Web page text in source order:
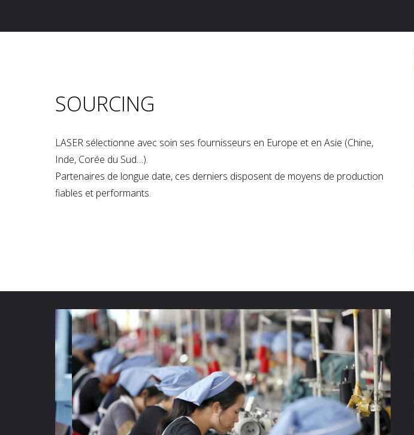
SOURCING
LASER sélectionne avec soin ses fournisseurs en Europe et en Asie (Chine,
Inde, Corée du Sud…).
Partenaires de longue date, ces derniers disposent de moyens de production
fiables et performants.